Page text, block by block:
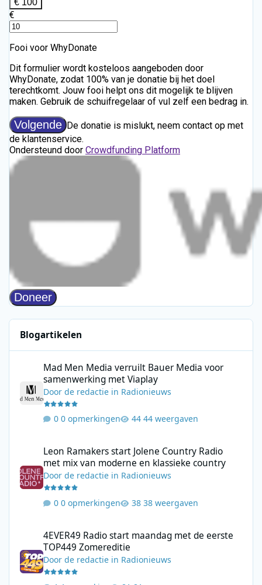
Blogartikelen
Mad Men Media verruilt Bauer Media voor
samenwerking met Viaplay
Doorde redactie in Radionieuws
0 opmerkingen 44 weergaven
Leon Ramakers start Jolene Country Radio
met mix van moderne en klassieke country
Doorde redactie in Radionieuws
0 opmerkingen 38 weergaven
4EVER49 Radio start maandag met de eerste
TOP449 Zomereditie
Doorde redactie in Radionieuws